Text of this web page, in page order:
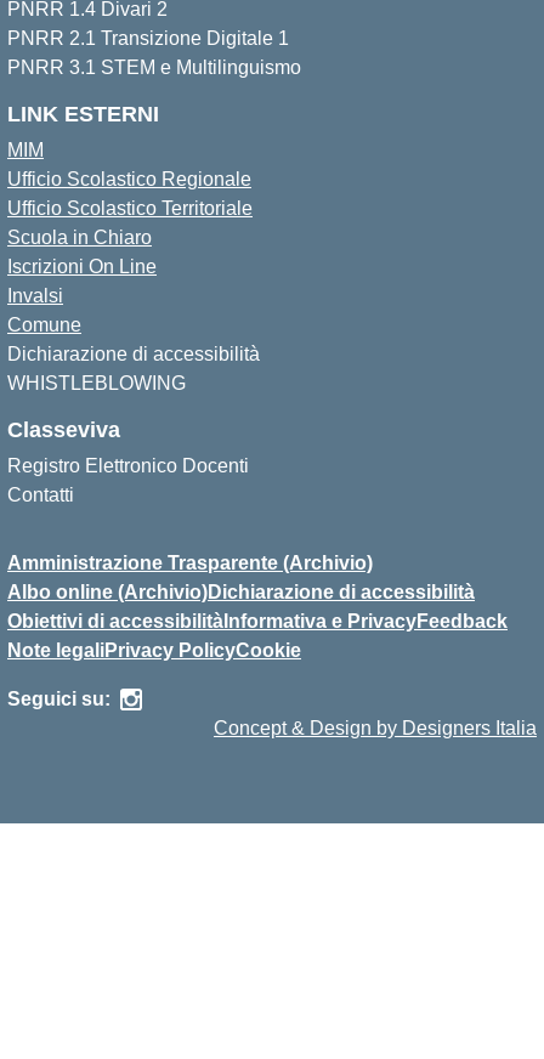
PNRR 1.4 Divari 2
PNRR 2.1 Transizione Digitale 1
PNRR 3.1 STEM e Multilinguismo
LINK ESTERNI
MIM
Ufficio Scolastico Regionale
Ufficio Scolastico Territoriale
Scuola in Chiaro
Iscrizioni On Line
Invalsi
Comune
Dichiarazione di accessibilità
WHISTLEBLOWING
Classeviva
Registro Elettronico Docenti
Contatti
Amministrazione Trasparente (Archivio)
Albo online (Archivio)Dichiarazione di accessibilità
Obiettivi di accessibilità Informativa e PrivacyFeedback
Note legaliPrivacy PolicyCookie
Seguici su:
Concept & Design by Designers Italia